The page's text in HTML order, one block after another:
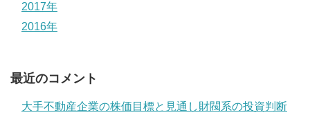
2017年
2016年
最近のコメント
大手不動産企業の株価目標と見通し財閥系の投資判断